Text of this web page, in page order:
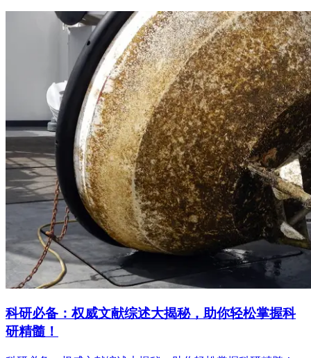
科研必备：权威文献综述大揭秘，助你轻松掌握科
研精髓！